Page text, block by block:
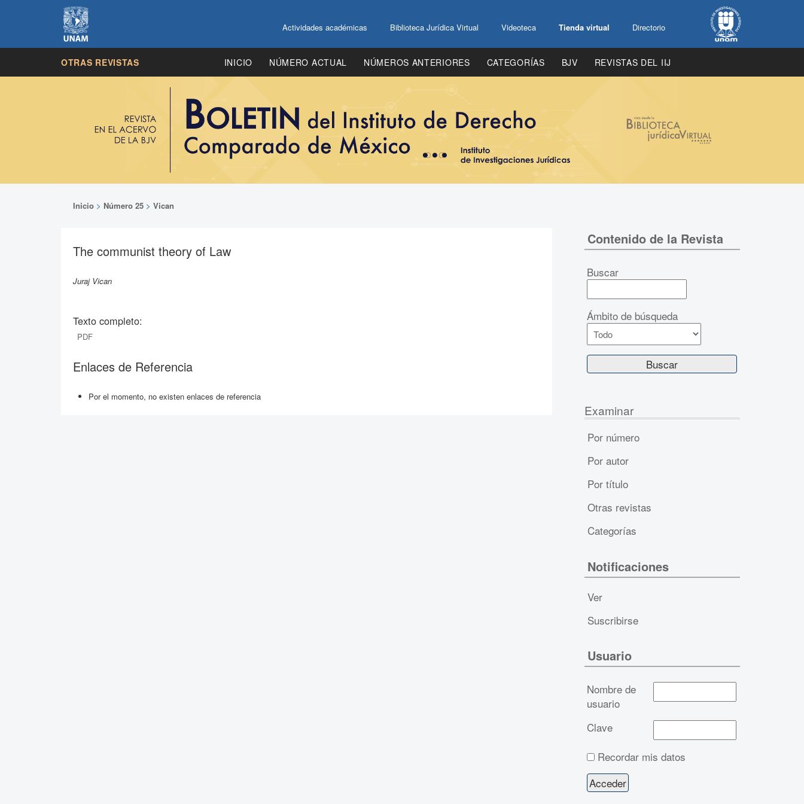
Actividades académicas Biblioteca Jurídica Virtual Videoteca Tienda virtual Directorio
OTRAS REVISTAS INICIO NÚMERO ACTUAL NÚMEROS ANTERIORES CATEGORÍAS BJV REVISTAS DEL IIJ
Inicio > Número 25 > Vican
The communist theory of Law
Juraj Vican
Texto completo:
PDF
Enlaces de Referencia
Por el momento, no existen enlaces de referencia
Contenido de la Revista
Buscar
Ámbito de búsqueda
Examinar
Por número
Por autor
Por título
Otras revistas
Categorías
Notificaciones
Ver
Suscribirse
Usuario
Nombre de
usuario
Clave
Recordar mis datos